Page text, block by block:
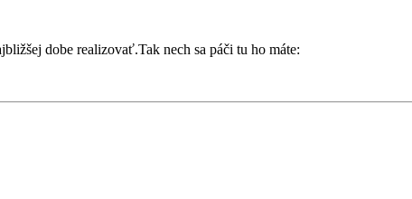
dobe realizovať.Tak nech sa páči tu ho máte: